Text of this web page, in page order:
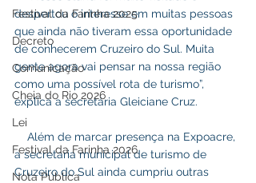
Festival da Farinha 2025
Decreto
Comunicação
Cheia do Rio 2026
Lei
Festival da Farinha 2026
Nota Pública
despertou o interesse em muitas pessoas
que ainda não tiveram essa oportunidade
de conhecerem Cruzeiro do Sul. Muita
gente agora vai pensar na nossa região
como uma possível rota de turismo”,
explica a secretária Gleiciane Cruz.
a secretaria municipal de turismo de
Cruzeiro do Sul ainda cumpriu outras